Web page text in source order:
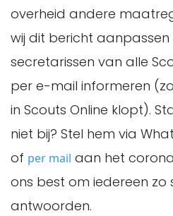
overheid andere
wij dit bericht aanpassen
secretarissen van alle
per e-mail informeren
in Scouts Online klopt).
niet bij? Stel hem via
of per mail aan het
ons best om iedereen zo
antwoorden.